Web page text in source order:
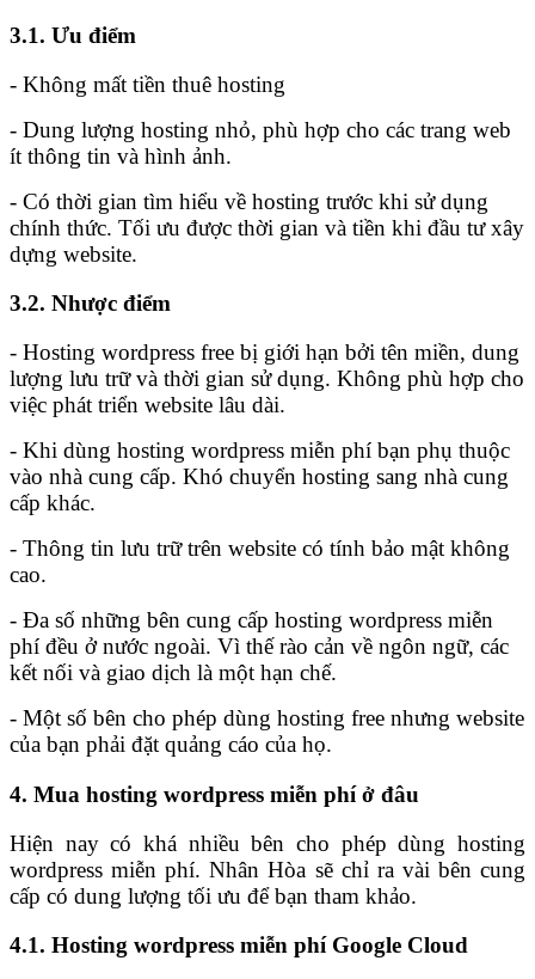
3.1. Ưu điểm
- Không mất tiền thuê hosting
- Dung lượng hosting nhỏ, phù hợp cho các trang web
ít thông tin và hình ảnh.
- Có thời gian tìm hiểu về hosting trước khi sử dụng
chính thức. Tối ưu được thời gian và tiền khi đầu tư xây
dựng website.
3.2. Nhược điểm
- Hosting wordpress free bị giới hạn bởi tên miền, dung
lượng lưu trữ và thời gian sử dụng. Không phù hợp cho
việc phát triển website lâu dài.
- Khi dùng hosting wordpress miễn phí bạn phụ thuộc
vào nhà cung cấp. Khó chuyển hosting sang nhà cung
cấp khác.
- Thông tin lưu trữ trên website có tính bảo mật không
cao.
- Đa số những bên cung cấp hosting wordpress miễn
phí đều ở nước ngoài. Vì thế rào cản về ngôn ngữ, các
kết nối và giao dịch là một hạn chế.
- Một số bên cho phép dùng hosting free nhưng website
của bạn phải đặt quảng cáo của họ.
4. Mua hosting wordpress miễn phí ở đâu
Hiện nay có khá nhiều bên cho phép dùng hosting
wordpress miễn phí. Nhân Hòa sẽ chỉ ra vài bên cung
cấp có dung lượng tối ưu để bạn tham khảo.
4.1. Hosting wordpress miễn phí Google Cloud